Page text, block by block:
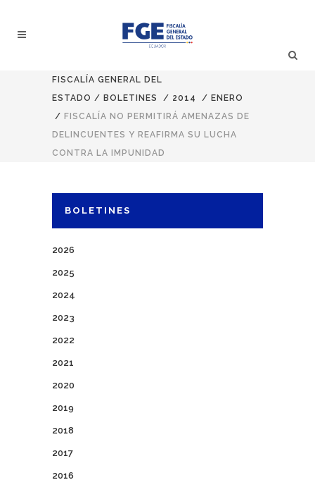
FISCALÍA GENERAL DEL
ESTADO / BOLETINES / 2014 / ENERO
/ FISCALÍA NO PERMITIRÁ AMENAZAS DE
DELINCUENTES Y REAFIRMA SU LUCHA
CONTRA LA IMPUNIDAD
BOLETINES
2026
2025
2024
2023
2022
2021
2020
2019
2018
2017
2016